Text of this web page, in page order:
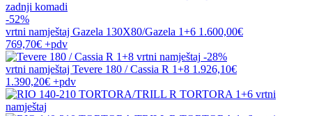
zadnji komadi
-52%
vrtni namještaj Gazela 130X80/Gazela 1+6 1.600,00€
769,70€ +pdv
-28%
vrtni namještaj Tevere 180 / Cassia R 1+8 1.926,10€
1.390,20€ +pdv